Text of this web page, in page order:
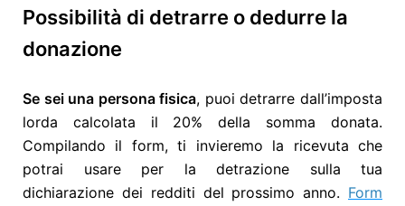
Possibilità di detrarre o dedurre la
donazione
Se sei una persona fisica, puoi detrarre dall’imposta
lorda calcolata il 20% della somma donata.
Compilando il form, ti invieremo la ricevuta che
potrai usare per la detrazione sulla tua
dichiarazione dei redditi del prossimo anno. Form